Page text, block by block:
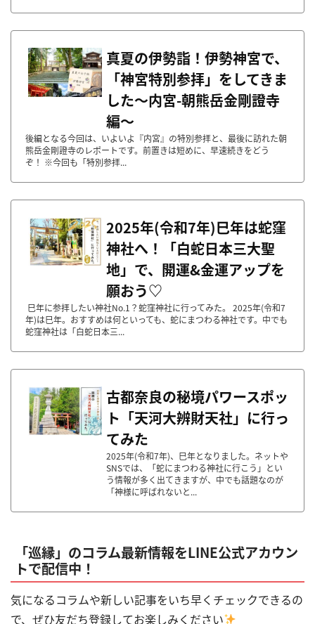
真夏の伊勢詣！伊勢神宮で、
「神宮特別参拝」をしてきま
した～内宮-朝熊岳金剛證寺
編～
後編となる今回は、いよいよ『内宮』の特別参拝と、最後に訪れた朝
熊岳金剛證寺のレポートです。前置きは短めに、早速続きをどう
ぞ！ ※今回も「特別参拝...
2025年(令和7年)巳年は蛇窪
神社へ！「白蛇日本三大聖
地」で、開運&金運アップを
願おう♡
巳年に参拝したい神社No.1？蛇窪神社に行ってみた。 2025年(令和7
年)は巳年。おすすめは何といっても、蛇にまつわる神社です。中でも
蛇窪神社は「白蛇日本三...
古都奈良の秘境パワースポッ
ト「天河大辨財天社」に行っ
てみた
2025年(令和7年)、巳年となりました。ネットや
SNSでは、「蛇にまつわる神社に行こう」とい
う情報が多く出てきますが、中でも話題なのが
「神様に呼ばれないと...
「巡縁」のコラム最新情報をLINE公式アカウン
トで配信中！
気になるコラムや新しい記事をいち早くチェックできるの
で、ぜひ友だち登録してお楽しみください